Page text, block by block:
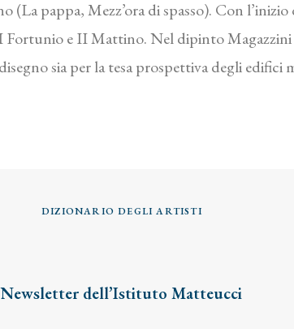
(La pappa, Mezz’ora di spasso). Con
e II Mattino. Nel dipinto
sia per la tesa prospettiva degli edifici
DIZIONARIO DEGLI ARTISTI
dell’Istituto Matteucci